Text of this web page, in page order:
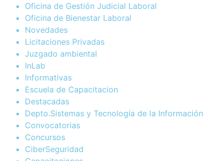
Oficina de Gestión Judicial Laboral
Oficina de Bienestar Laboral
Novedades
Licitaciones Privadas
Juzgado ambiental
InLab
Informativas
Escuela de Capacitacion
Destacadas
Depto.Sistemas y Tecnología de la Información
Convocatorias
Concursos
CiberSeguridad